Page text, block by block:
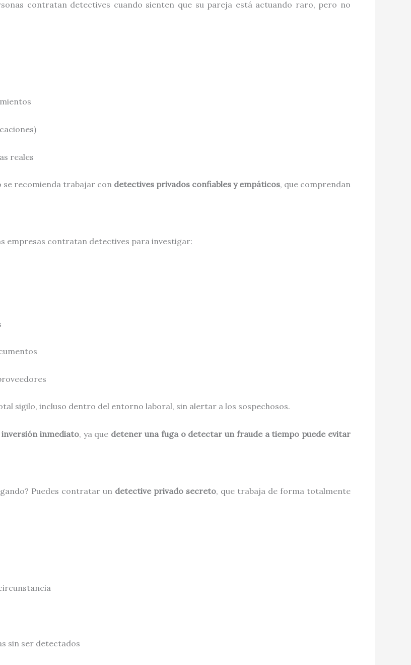
contratan detectives cuando sienten que su pareja está actuando raro, pero no
reales
se recomienda trabajar con detectives privados confiables y empáticos, que comprendan
empresas contratan detectives para investigar:
sigilo, incluso dentro del entorno laboral, sin alertar a los sospechosos.
inmediato, ya que detener una fuga o detectar un fraude a tiempo puede evitar
Puedes contratar un detective privado secreto, que trabaja de forma totalmente
sin ser detectados